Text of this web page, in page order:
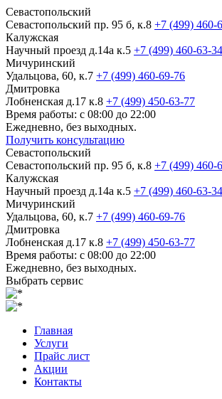
Севастопольский
Севастопольский пр. 95 б, к.8 +7 (499) 460-
Калужская
Научный проезд д.14а к.5 +7 (499) 460-63-34
Мичуринский
Удальцова, 60, к.7 +7 (499) 460-69-76
Дмитровка
Лобненская д.17 к.8 +7 (499) 450-63-77
Время работы: с 08:00 до 22:00
Ежедневно, без выходных.
Получить консультацию
Севастопольский
Севастопольский пр. 95 б, к.8 +7 (499) 460-
Калужская
Научный проезд д.14а к.5 +7 (499) 460-63-34
Мичуринский
Удальцова, 60, к.7 +7 (499) 460-69-76
Дмитровка
Лобненская д.17 к.8 +7 (499) 450-63-77
Время работы: с 08:00 до 22:00
Ежедневно, без выходных.
Выбрать сервис
Главная
Услуги
Прайс лист
Акции
Контакты